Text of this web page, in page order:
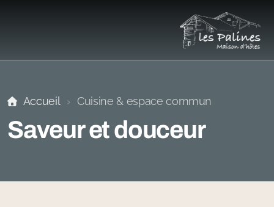
Accueil Cuisine & espace commun
Saveur et douceur
Îles
Musique